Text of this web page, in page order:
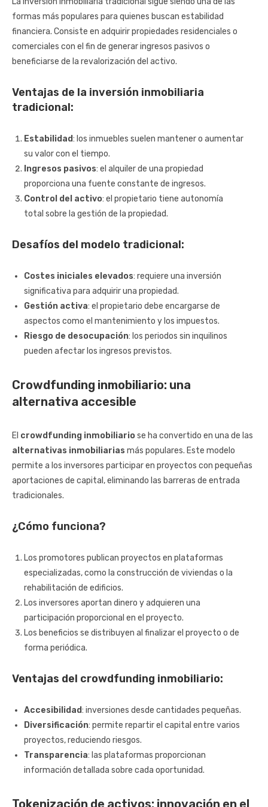
formas más populares para quienes buscan estabilidad
financiera. Consiste en adquirir propiedades residenciales o
comerciales con el fin de generar ingresos pasivos o
beneficiarse de la revalorización del activo.
Ventajas de la inversión inmobiliaria
tradicional:
Estabilidad: los inmuebles suelen mantener o aumentar
su valor con el tiempo.
Ingresos pasivos: el alquiler de una propiedad
proporciona una fuente constante de ingresos.
Control del activo: el propietario tiene autonomía
total sobre la gestión de la propiedad.
Desafíos del modelo tradicional:
Costes iniciales elevados: requiere una inversión
significativa para adquirir una propiedad.
Gestión activa: el propietario debe encargarse de
aspectos como el mantenimiento y los impuestos.
Riesgo de desocupación: los periodos sin inquilinos
pueden afectar los ingresos previstos.
Crowdfunding inmobiliario: una
alternativa accesible
El crowdfunding inmobiliariose ha convertido en una de las
alternativas inmobiliarias más populares. Este modelo
permite a los inversores participar en proyectos con pequeñas
aportaciones de capital, eliminando las barreras de entrada
tradicionales.
¿Cómo funciona?
Los promotores publican proyectos en plataformas
especializadas, como la construcción de viviendas o la
rehabilitación de edificios.
Los inversores aportan dinero y adquieren una
participación proporcional en el proyecto.
Los beneficios se distribuyen al finalizar el proyecto o de
forma periódica.
Ventajas del crowdfunding inmobiliario:
Accesibilidad: inversiones desde cantidades pequeñas.
Diversificación: permite repartir el capital entre varios
proyectos, reduciendo riesgos.
Transparencia: las plataformas proporcionan
información detallada sobre cada oportunidad.